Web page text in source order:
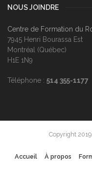
NOUS JOINDRE
Centre de Formation du
7945 Henri Bourassa Est
Montréal (Québec)
H1E 1N9
Téléphone : 514 355-1177
Copyright
Accueil À propos